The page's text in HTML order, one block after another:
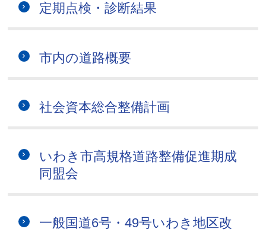
定期点検・診断結果
市内の道路概要
社会資本総合整備計画
いわき市高規格道路整備促進期成
同盟会
一般国道6号・49号いわき地区改